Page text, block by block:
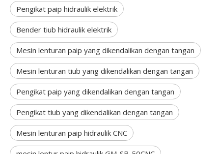
Pengikat paip hidraulik elektrik
Bender tiub hidraulik elektrik
Mesin lenturan paip yang dikendalikan dengan tangan
Mesin lenturan tiub yang dikendalikan dengan tangan
Pengikat paip yang dikendalikan dengan tangan
Pengikat tiub yang dikendalikan dengan tangan
Mesin lenturan paip hidraulik CNC